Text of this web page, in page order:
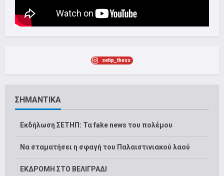
setip_thess
ΣΗΜΑΝΤΙΚΑ
Εκδήλωση ΣΕΤΗΠ: Τα fake news του πολέμου
Να σταματήσει η σφαγή του Παλαιστινιακού λαού
ΕΚΔΡΟΜΗ ΣΤΟ ΒΕΛΙΓΡΑΔΙ